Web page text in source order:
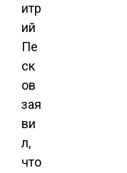
итр
ий
Пе
ск
ов
зая
ви
л,
что